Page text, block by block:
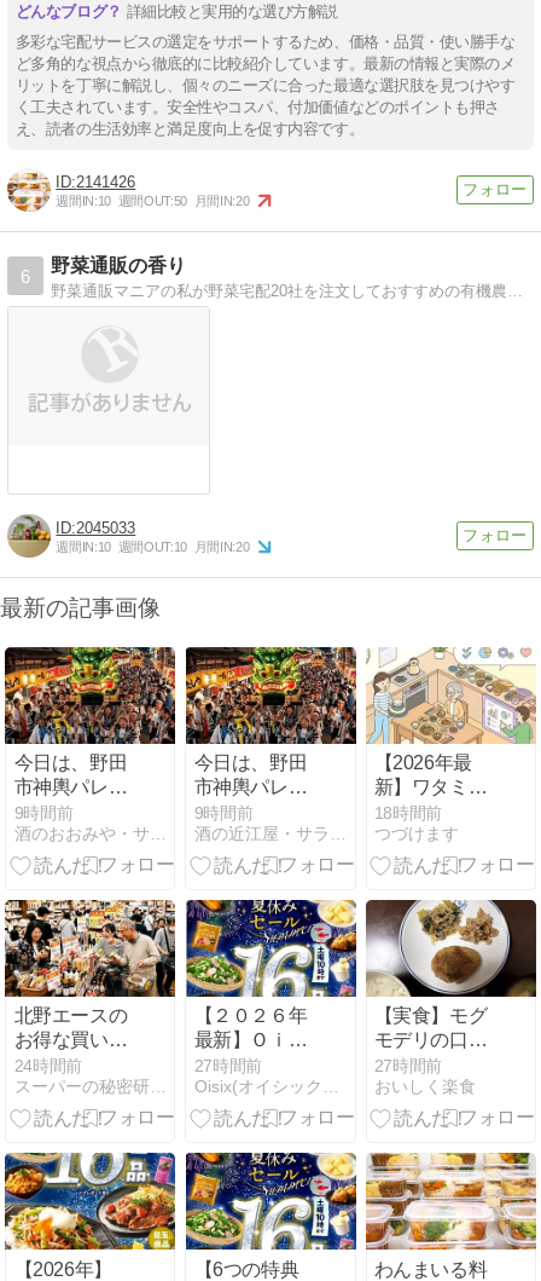
詳細比較と実用的な選び方解説
多彩な宅配サービスの選定をサポートするため、価格・品質・使い勝手な
ど多角的な視点から徹底的に比較紹介しています。最新の情報と実際のメ
リットを丁寧に解説し、個々のニーズに合った最適な選択肢を見つけやす
く工夫されています。安全性やコスパ、付加価値などのポイントも押さ
え、読者の生活効率と満足度向上を促す内容です。
2141426
週間IN:10 週間OUT:50 月間IN:20
6
野菜通販の香り
2045033
週間IN:10 週間OUT:10 月間IN:20
最新の記事画像
今日は、野田
市神輿パレー
ド2026。。。
マックスレン
ジャーも行っ
9時間前
今日は、野田
市神輿パレー
ド2026。。。
マックスレン
ジャーも行っ
9時間前
【2026年最
新】ワタミの
宅食「定番お
うちごはん」
とは？料金・
PAKU MOGU
との違いを解
18時間前
つづけます
北野エースの
お得な買い物
術！クーポン
やセールの最
新情報
24時間前
スーパーの秘密研究所
【２０２６年
最新】Ｏｉｓ
ｉｘの夏休み
セールは１６
品７３％オフ
ト！
27時間前
【実食】モグ
モデリの口コ
ミ！高い？解
約は？リアル
な評判を検証
27時間前
おいしく楽食
【2026年】
【6つの特典
わんまいる料